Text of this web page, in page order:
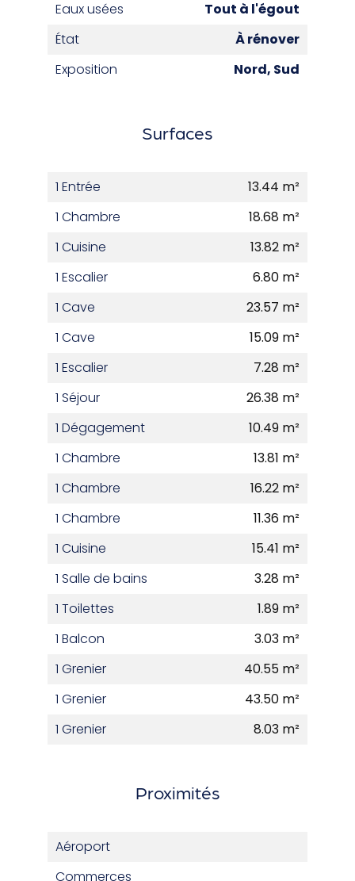
Eaux usées
Tout à l'égout
État
À rénover
Exposition
Nord, Sud
Surfaces
1 Entrée
13.44 m²
1 Chambre
18.68 m²
1 Cuisine
13.82 m²
1 Escalier
6.80 m²
1 Cave
23.57 m²
1 Cave
15.09 m²
1 Escalier
7.28 m²
1 Séjour
26.38 m²
1 Dégagement
10.49 m²
1 Chambre
13.81 m²
1 Chambre
16.22 m²
1 Chambre
11.36 m²
1 Cuisine
15.41 m²
1 Salle de bains
3.28 m²
1 Toilettes
1.89 m²
1 Balcon
3.03 m²
1 Grenier
40.55 m²
1 Grenier
43.50 m²
1 Grenier
8.03 m²
Proximités
Aéroport
Commerces